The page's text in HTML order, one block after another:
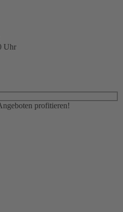
Uhr
profitieren!